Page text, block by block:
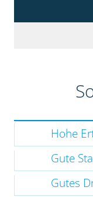
Hohe
Gute
Gutes